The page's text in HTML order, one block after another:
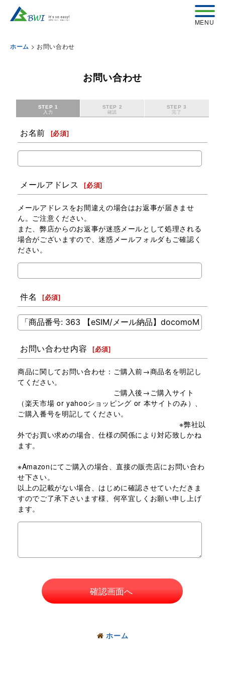
ホーム > お問い合わせ
お問い合わせ
STEP 1
入力
STEP 2
確認
STEP 3
完了
お名前 [必須]
メールアドレス [必須]
メールアドレスをお間違えの場合はお返事が届きませ
ん。ご注意ください。
また、弊店からのお返事が迷惑メールとして処理される
場合がございますので、迷惑メールフォルダもご確認く
ださい。
件名 [必須]
お問い合わせ内容 [必須]
商品に関してお問い合わせ：ご購入前→商品名を明記し
てください。
ご購入後→ご購入サイト
（楽天市場 or yahooショッピング or 本サイトのみ）、
ご購入番号を明記してください。
※弊社以
外でお買い求めの場合、仕様の関係により対応致しかね
ます。
※Amazonにてご購入の場合、直接の販売店にお問い合わ
せ下さい。
以上の記載がない場合、はじめに確認させていただきま
すのでご了承下さいます様、何卒宜しくお願い申し上げ
ます。
確認画面へ
ホーム